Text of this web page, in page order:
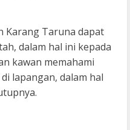
Karang Taruna dapat
dalam hal ini kepada
kawan memahami
lapangan, dalam hal